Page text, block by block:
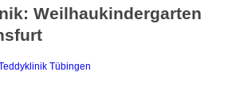
Weilhaukindergarten
Tübingen